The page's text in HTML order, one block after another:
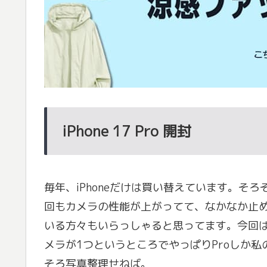
iPhone 17 Pro 開封
毎年、iPhoneだけは買い替えています。そ
回もカメラの性能が上がってて、なかなか止
いる方々もいらっしゃると思ってます。今
メラが1つというところでやっぱりProしか
そろ写真整理せねば。